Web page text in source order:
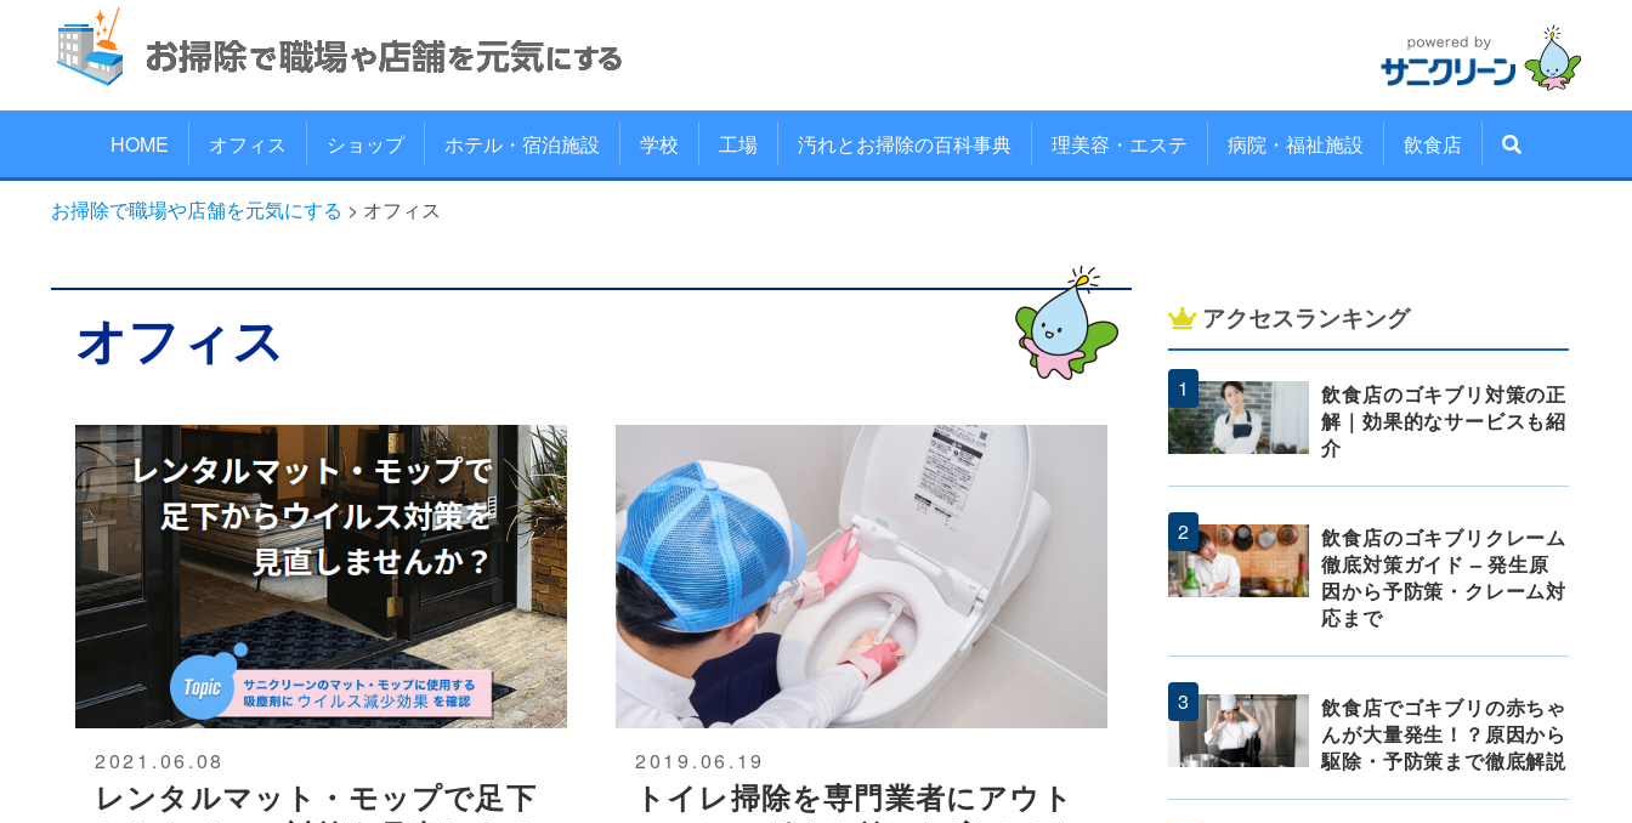
HOME オフィス ショップ ホテル・宿泊施設 学校 工場 汚れとお掃除の百科事典 理美容・エステ 病院・福祉施設 飲食店
お掃除で職場や店舗を元気にする > オフィス
オフィス
2021.06.08
レンタルマット・モップで足下
2019.06.19
トイレ掃除を専門業者にアウト
アクセスランキング
飲食店のゴキブリ対策の正
解｜効果的なサービスも紹
介
飲食店のゴキブリクレーム
徹底対策ガイド – 発生原
因から予防策・クレーム対
応まで
飲食店でゴキブリの赤ちゃ
んが大量発生！？原因から
駆除・予防策まで徹底解説